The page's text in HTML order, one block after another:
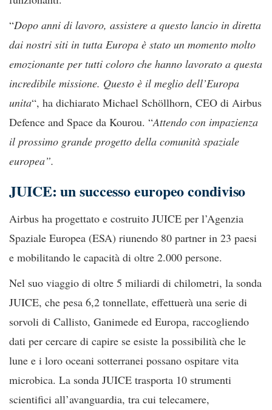
“Dopo anni di lavoro, assistere a questo lancio in diretta
dai nostri siti in tutta Europa è stato un momento molto
emozionante per tutti coloro che hanno lavorato a questa
incredibile missione. Questo è il meglio dell’Europa
unita“, ha dichiarato Michael Schöllhorn, CEO di Airbus
Defence and Space da Kourou. “Attendo con impazienza
il prossimo grande progetto della comunità spaziale
europea”.
JUICE: un successo europeo condiviso
Airbus ha progettato e costruito JUICE per l’Agenzia
Spaziale Europea (ESA) riunendo 80 partner in 23 paesi
e mobilitando le capacità di oltre 2.000 persone.
Nel suo viaggio di oltre 5 miliardi di chilometri, la sonda
JUICE, che pesa 6,2 tonnellate, effettuerà una serie di
sorvoli di Callisto, Ganimede ed Europa, raccogliendo
dati per cercare di capire se esiste la possibilità che le
lune e i loro oceani sotterranei possano ospitare vita
microbica. La sonda JUICE trasporta 10 strumenti
scientifici all’avanguardia, tra cui telecamere,